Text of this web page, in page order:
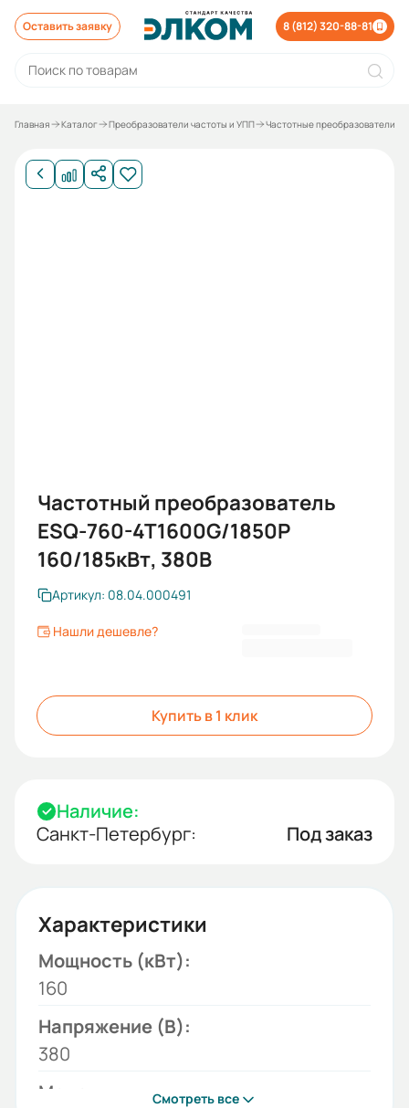
Оставить заявку 8 (812) 320-88-81
Главная Каталог Преобразователи частоты и УПП Частотные преобразователи
Частотный преобразователь
ESQ-760-4T1600G/1850P
160/185кВт, 380В
Артикул: 08.04.000491
Нашли дешевле?
Купить в 1 клик
Наличие:
Санкт-Петербург:
Под заказ
Характеристики
Мощность (кВт):
160
Напряжение (В):
380
Модель:
Смотреть все